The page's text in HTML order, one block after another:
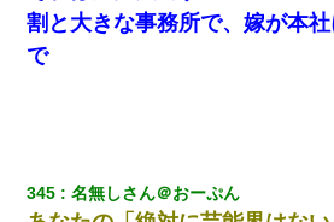
割と大きな事務所で、嫁が本
で
345 名無しさん＠おーぷん